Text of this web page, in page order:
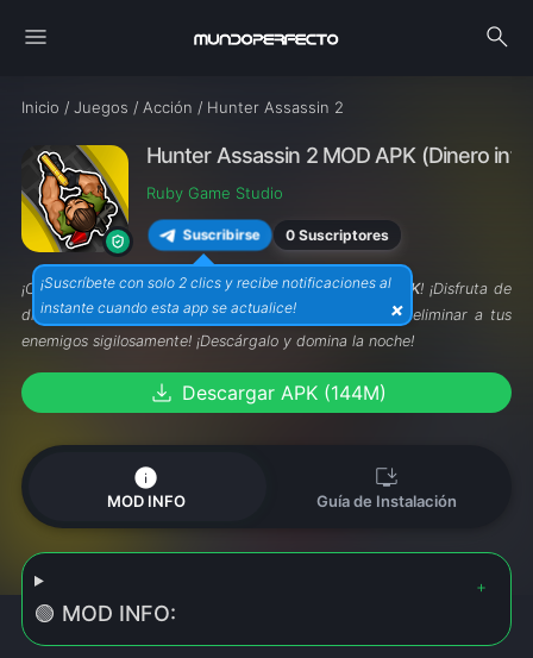
menu search
Inicio / Juegos / Acción / Hunter Assassin 2
Hunter Assassin 2 MOD APK (Dinero
Ruby Game Studio
Suscribirse 0 Suscriptores
¡Suscríbete con solo 2 clics y recibe notificaciones al
instante cuando esta app se actualice!
×
¡Caza en las sombras conHunter Assassin 2 MOD APK! ¡Disfruta de
dinero infinito y desbloquea asesinos poderosos para eliminar a tus
enemigos sigilosamente! ¡Descárgalo y domina la noche!
download Descargar APK (144M)
info
MOD INFO
install_desktop
Guía de Instalación
🟢 MOD INFO: